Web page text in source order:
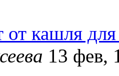
от кашля
13 фев,